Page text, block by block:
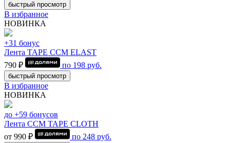
быстрый просмотр
В избранное
НОВИНКА
+31 бонус
Лента TAPE CCM ELAST
790 ₽
по 198 руб.
быстрый просмотр
В избранное
НОВИНКА
до +59 бонусов
Лента CCM TAPE CLOTH
от 990 ₽
по 248 руб.